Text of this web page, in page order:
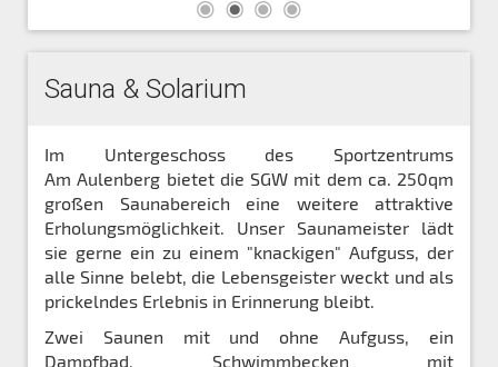
Sauna & Solarium
Im Untergeschoss des Sportzentrums
Am Aulenberg bietet die SGW mit dem ca. 250qm
großen Saunabereich eine weitere attraktive
Erholungsmöglichkeit. Unser Saunameister lädt
sie gerne ein zu einem "knackigen" Aufguss, der
alle Sinne belebt, die Lebensgeister weckt und als
prickelndes Erlebnis in Erinnerung bleibt.
Zwei Saunen mit und ohne Aufguss, ein
Dampfbad, Schwimmbecken mit